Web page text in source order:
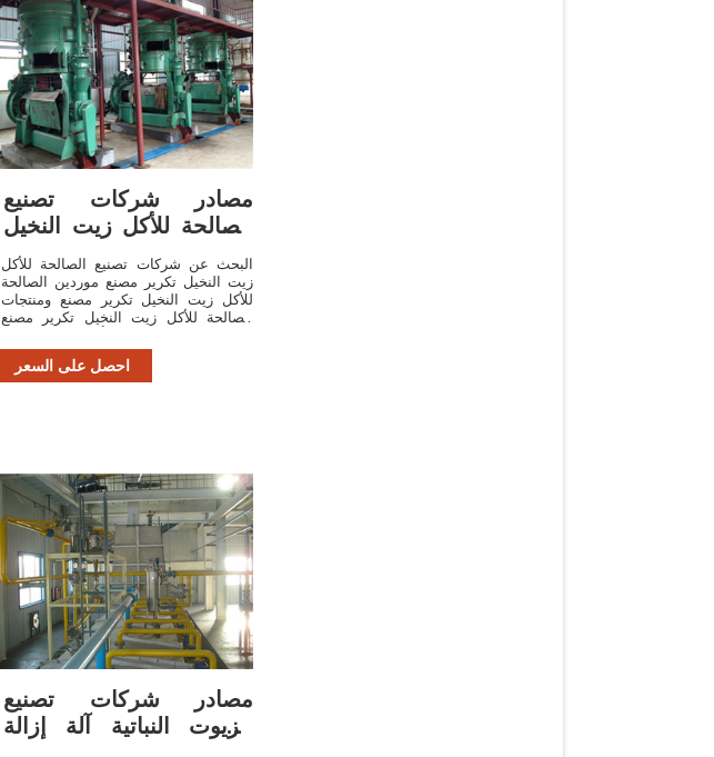
مصادر شركات تصنيع
الصالحة للأكل زيت النخيل
تكرير مصنع
البحث عن شركات تصنيع الصالحة للأكل
زيت النخيل تكرير مصنع موردين الصالحة
للأكل زيت النخيل تكرير مصنع ومنتجات
الصالحة للأكل زيت النخيل تكرير مصنع
احصل على السعر
مصادر شركات تصنيع
الزيوت النباتية آلة إزالة